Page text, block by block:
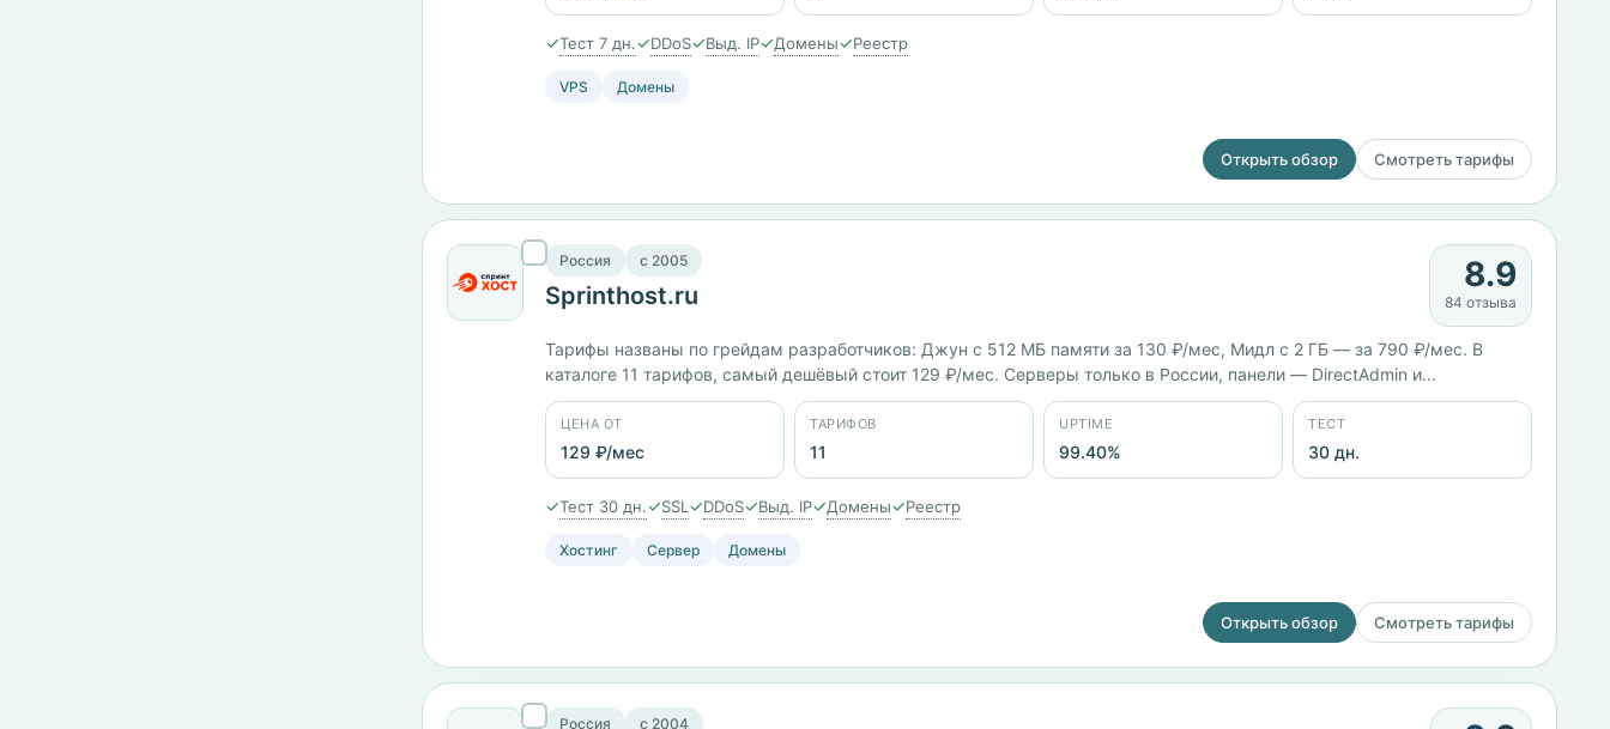
✓Тест 7 дн.✓DDoS✓Выд. IP✓Домены✓Реестр
VPS Домены
Открыть обзор Смотреть тарифы
Россия c 2005
Sprinthost.ru
8.9
84 отзыва
Тарифы названы по грейдам разработчиков: Джун с 512 МБ памяти за 130 ₽/мес, Мидл с 2 ГБ — за 790 ₽/мес. В
каталоге 11 тарифов, самый дешёвый стоит 129 ₽/мес. Серверы только в России, панели — DirectAdmin и
собственная. Тестовый период 30 дней, заявленный uptime 99,40%. С 2005 года.
ЦЕНА ОТ
129 ₽/мес
ТАРИФОВ
11
UPTIME
99.40%
ТЕСТ
30 дн.
✓Тест 30 дн.✓SSL ✓DDoS✓Выд. IP✓Домены✓Реестр
Хостинг Сервер Домены
Открыть обзор Смотреть тарифы
Россия c 2004